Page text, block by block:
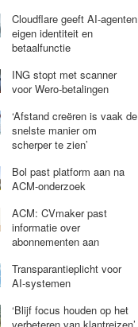
Cloudflare geeft AI-agenten
eigen identiteit en
betaalfunctie
ING stopt met scanner
voor Wero-betalingen
‘Afstand creëren is vaak de
snelste manier om
scherper te zien’
Bol past platform aan na
ACM-onderzoek
ACM: CVmaker past
informatie over
abonnementen aan
Transparantieplicht voor
AI-systemen
‘Blijf focus houden op het